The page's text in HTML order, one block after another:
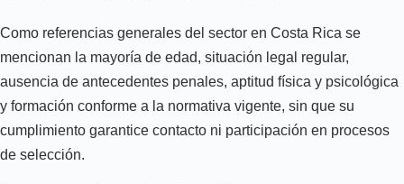
Como referencias generales del sector en Costa Rica se
mencionan la mayoría de edad, situación legal regular,
ausencia de antecedentes penales, aptitud física y psicológica
y formación conforme a la normativa vigente, sin que su
cumplimiento garantice contacto ni participación en procesos
de selección.